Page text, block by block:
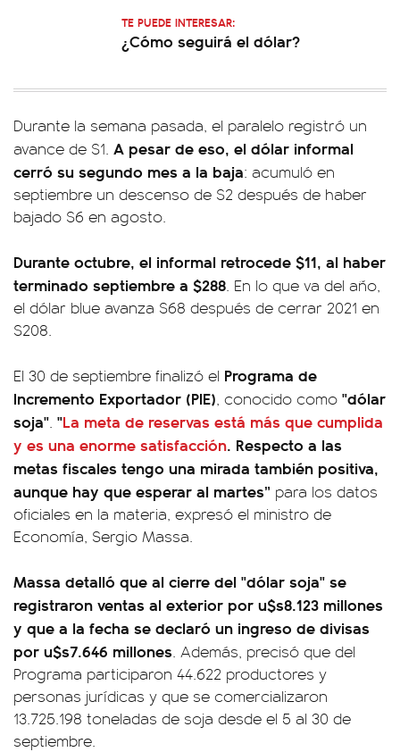
TE PUEDE INTERESAR:
¿Cómo seguirá el dólar?
Durante la semana pasada, el paralelo registró un
avance de $1. A pesar de eso, el dólar informal
cerró su segundo mes a la baja: acumuló en
septiembre un descenso de $2 después de haber
bajado $6 en agosto.
Durante octubre, el informal retrocede $11, al haber
terminado septiembre a $288. En lo que va del año,
el dólar blue avanza $68 después de cerrar 2021 en
$208.
El 30 de septiembre finalizó el Programa de
Incremento Exportador (PIE), conocido como "dólar
soja". "La meta de reservas está más que cumplida
y es una enorme satisfacción. Respecto a las
metas fiscales tengo una mirada también positiva,
aunque hay que esperar al martes” para los datos
oficiales en la materia, expresó el ministro de
Economía, Sergio Massa.
Massa detalló que al cierre del "dólar soja" se
registraron ventas al exterior por u$s8.123 millones
y que a la fecha se declaró un ingreso de divisas
por u$s7.646 millones. Además, precisó que del
Programa participaron 44.622 productores y
personas jurídicas y que se comercializaron
13.725.198 toneladas de soja desde el 5 al 30 de
septiembre.